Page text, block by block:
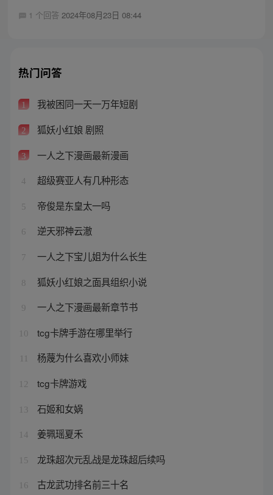
1 个回答 2024年08月23日 08:44
热门问答
1 我被困同一天一万年短剧
2 狐妖小红娘 剧照
3 一人之下漫画最新漫画
4 超级赛亚人有几种形态
5 帝俊是东皇太一吗
6 逆天邪神云澈
7 一人之下宝儿姐为什么长生
8 狐妖小红娘之面具组织小说
9 一人之下漫画最新章节书
10 tcg卡牌手游在哪里举行
杨蔑为什么喜欢小师妹
12 tcg卡牌游戏
13 石姬和女娲
14 姜珮瑶夏禾
15 龙珠超次元乱战是龙珠超后续吗
16 古龙武功排名前三十名